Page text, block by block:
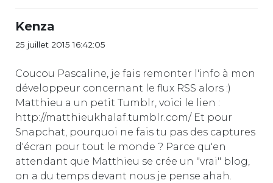
Kenza
25 juillet 2015 16:42:05
Coucou Pascaline, je fais remonter l'info à mon
développeur concernant le flux RSS alors :)
Matthieu a un petit Tumblr, voici le lien :
http://matthieukhalaf.tumblr.com/ Et pour
Snapchat, pourquoi ne fais tu pas des captures
d'écran pour tout le monde ? Parce qu'en
attendant que Matthieu se crée un "vrai" blog,
on a du temps devant nous je pense ahah.